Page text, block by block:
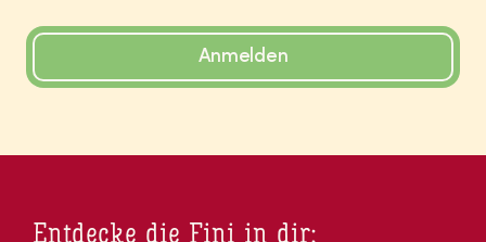
Anmelden
Entdecke die Fini in dir: